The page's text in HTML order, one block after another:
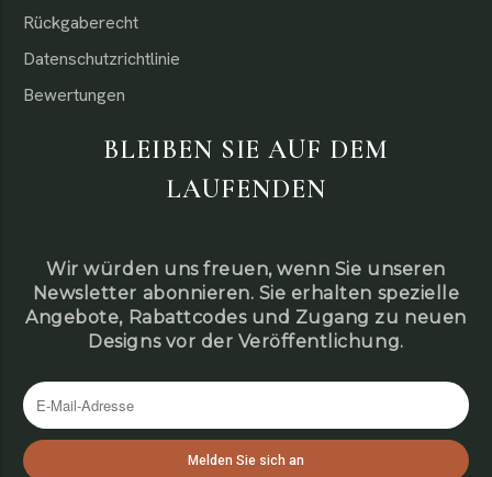
Rückgaberecht
Datenschutzrichtlinie
Bewertungen
BLEIBEN SIE AUF DEM
LAUFENDEN
Wir würden uns freuen, wenn Sie unseren
Newsletter abonnieren. Sie erhalten spezielle
Angebote, Rabattcodes und Zugang zu neuen
Designs vor der Veröffentlichung.